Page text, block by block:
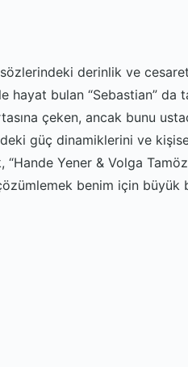
derinlik ve
hayat bulan “Sebastian” da
çeken, ancak bunu
güç dinamiklerini ve
“Hande Yener & Volga
benim için büyük